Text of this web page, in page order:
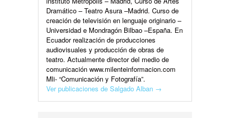
Dramático – Teatro Asura –Madrid. Curso de
creación de televisión en lenguaje originario –
Universidad e Mondragón Bilbao –España. En
Ecuador realización de producciones
audiovisuales y producción de obras de
teatro. Actualmente director del medio de
comunicación www.milenteinformacion.com
Mli- “Comunicación y Fotografía”.
Ver publicaciones de Salgado Alban →